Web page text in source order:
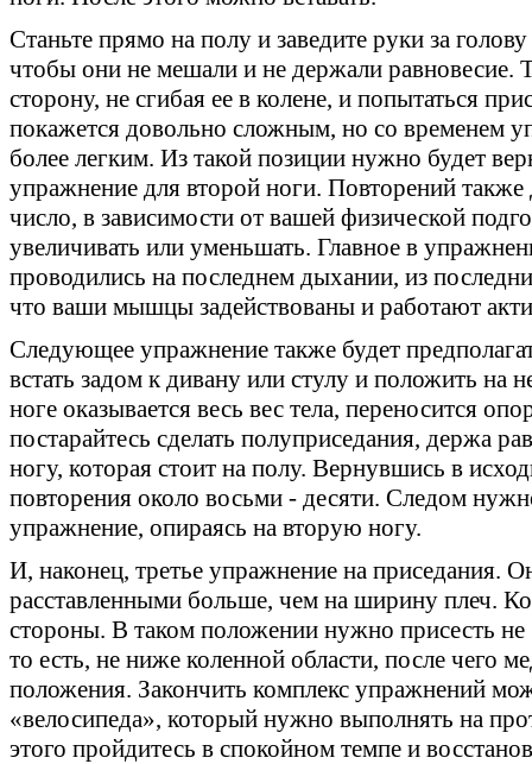
Станьте прямо на полу и заведите руки за
чтобы они не мешали и не держали равновесие.
сторону, не сгибая ее в колене, и попытаться
покажется довольно сложным, но со временем
более легким. Из такой позиции нужно будет
упражнение для второй ноги. Повторений также
число, в зависимости от вашей физической
увеличивать или уменьшать. Главное в
проводились на последнем дыхании, из
что ваши мышцы задействованы и работают
Следующее упражнение также будет
встать задом к дивану или стулу и положить на
ноге оказывается весь вес тела, переносится
постарайтесь сделать полуприседания, держа
ногу, которая стоит на полу. Вернувшись в
повторения около восьми - десяти. Следом
упражнение, опираясь на вторую ногу.
И, наконец, третье упражнение на приседания.
расставленными больше, чем на ширину плеч.
стороны. В таком положении нужно присесть не
то есть, не ниже коленной области, после чего
положения. Закончить комплекс упражнений
«велосипеда», который нужно выполнять на
этого пройдитесь в спокойном темпе и